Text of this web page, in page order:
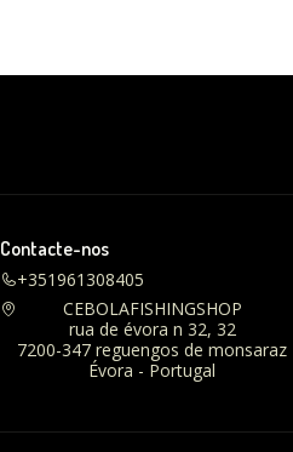
Contacte-nos
+351961308405
CEBOLAFISHINGSHOP
rua de évora n 32, 32
7200-347 reguengos de monsaraz
Évora - Portugal